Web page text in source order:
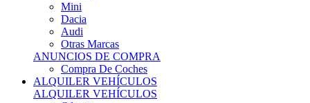
Audi
Otras Marcas
ANUNCIOS DE COMPRA
Compra De Coches
ALQUILER VEHÍCULOS
ALQUILER VEHÍCULOS
Ofertas